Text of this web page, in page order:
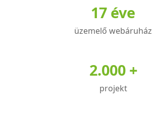
17 éve
üzemelő webáruház
2.000 +
projekt